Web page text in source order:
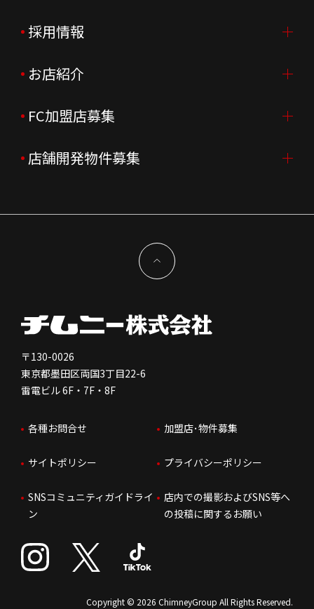
ご挨拶
会社概要
会社沿革
企業理念
新型コロナウイルス対応
IR情報TOP
ニュースリリース
月次売上
決算資料
コーポレートガバナンス
免責事項
株価情報
IRお問合せ
採用情報
採用情報TOP
新卒採用
中途採用
会社を知る
人を知る
はたらく環境
人財育成
サステナビリティ
お店紹介
店舗を探す・予約する
よくあるご質問
FC加盟店募集
FC加盟店募集TOP
独立支援について
FC加盟店お問合せ
店舗開発物件募集
〒130-0026
東京都墨田区両国3丁目22-6
雷電ビル 6F・7F・8F
各種お問合せ 加盟店･物件募集
サイトポリシー プライバシーポリシー
SNSコミュニティガイドライ
ン
店内での撮影およびSNS等へ
の投稿に関するお願い
Copyright © 2026 ChimneyGroup All Rights Reserved.